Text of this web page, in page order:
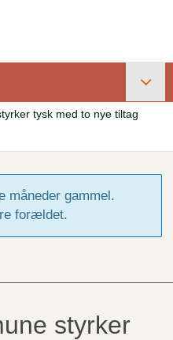
tysk med to nye tiltag
måneder gammel.
forældet.
styrker